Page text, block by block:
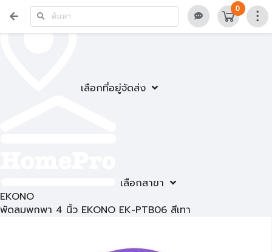
เลือกที่อยู่จัดส่ง
เลือกสาขา
0
EKONO
พัดลมพกพา 4 นิ้ว EKONO EK-PTB06 สีเทา